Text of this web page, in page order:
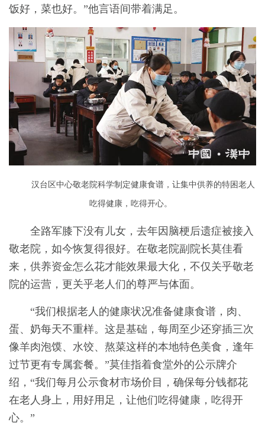
饭好，菜也好。”他言语间带着满足。
汉台区中心敬老院科学制定健康食谱，让集中供养的特困老人
吃得健康，吃得开心。
全路军膝下没有儿女，去年因脑梗后遗症被接入
敬老院，如今恢复得很好。在敬老院副院长莫佳看
来，供养资金怎么花才能效果最大化，不仅关乎敬老
院的运营，更关乎老人们的尊严与体面。
“我们根据老人的健康状况准备健康食谱，肉、
蛋、奶每天不重样。这是基础，每周至少还穿插三次
像羊肉泡馍、水饺、熬菜这样的本地特色美食，逢年
过节更有专属套餐。”莫佳指着食堂外的公示牌介
绍，“我们每月公示食材市场价目，确保每分钱都花
在老人身上，用好用足，让他们吃得健康，吃得开
心。”